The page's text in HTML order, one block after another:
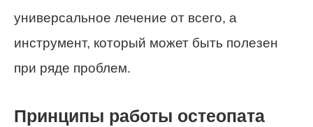
универсальное лечение от всего, а
инструмент, который может быть полезен
при ряде проблем.
Принципы работы остеопата